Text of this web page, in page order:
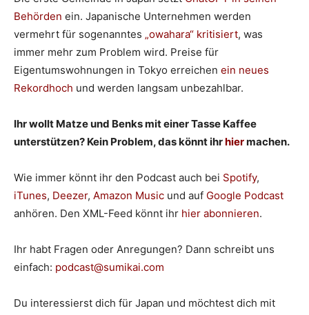
Behörden ein. Japanische Unternehmen werden
vermehrt für sogenanntes „owahara“ kritisiert, was
immer mehr zum Problem wird. Preise für
Eigentumswohnungen in Tokyo erreichen ein neues
Rekordhoch und werden langsam unbezahlbar.
Ihr wollt Matze und Benks mit einer Tasse Kaffee
unterstützen? Kein Problem, das könnt ihrhiermachen.
Wie immer könnt ihr den Podcast auch bei Spotify,
iTunes, Deezer, Amazon Music und auf Google Podcast
anhören. Den XML-Feed könnt ihr hier abonnieren.
Ihr habt Fragen oder Anregungen? Dann schreibt uns
einfach: podcast@sumikai.com
Du interessierst dich für Japan und möchtest dich mit